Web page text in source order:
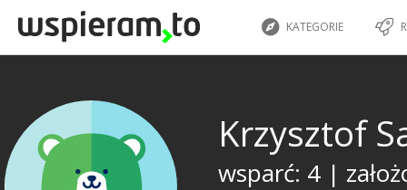
KATEGORIE
Krzysztof
wsparć: 4 |